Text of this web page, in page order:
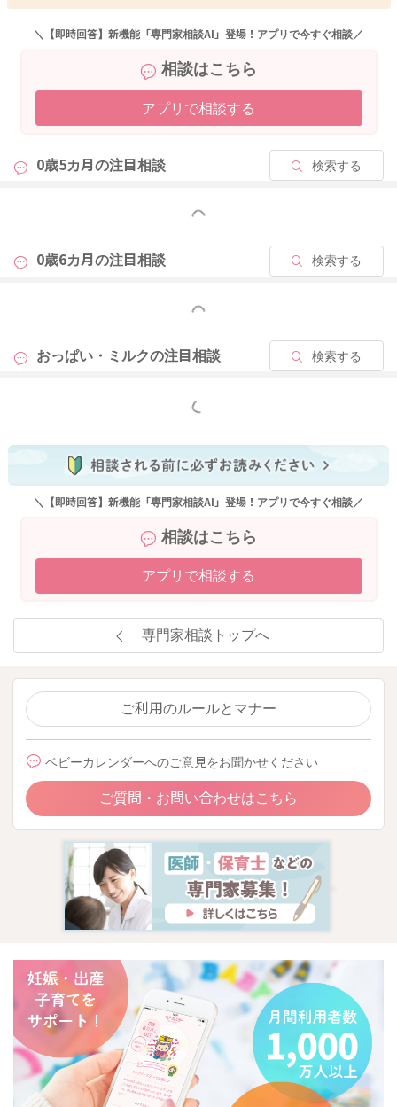
2024/1/5 21:55
＼【即時回答】新機能「専門家相談AI」登場！アプリで今すぐ相談／
相談はこちら
アプリで相談する
0歳5カ月の注目相談 検索する
もっと見る
0歳6カ月の注目相談 検索する
もっと見る
おっぱい・ミルクの注目相談 検索する
もっと見る
＼【即時回答】新機能「専門家相談AI」登場！アプリで今すぐ相談／
相談はこちら
アプリで相談する
専門家相談トップへ
ご利用のルールとマナー
ベビーカレンダーへのご意見をお聞かせください
ご質問・お問い合わせはこちら